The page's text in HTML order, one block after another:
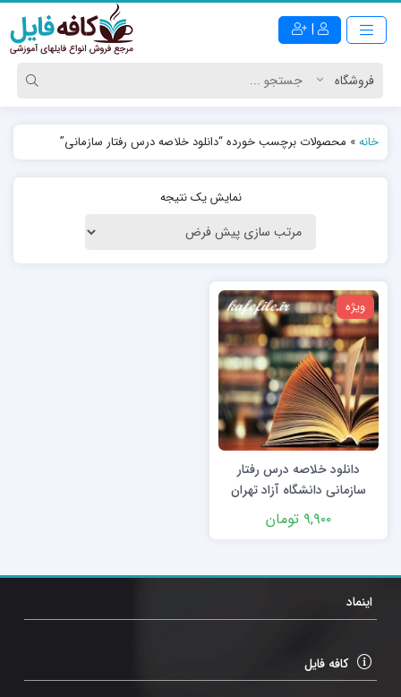
|
خانه» محصولات برچسب خورده “دانلود خلاصه درس رفتار سازمانی”
نمایش یک نتیجه
ویژه
دانلود خلاصه درس رفتار
سازمانی دانشگاه آزاد تهران
۹,۹۰۰ تومان
اینماد
کافه فایل